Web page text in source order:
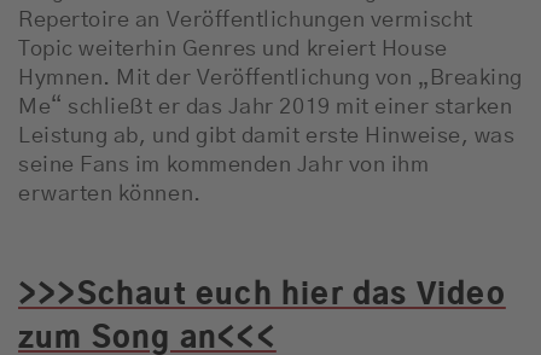
Repertoire an Veröffentlichungen vermischt
Topic weiterhin Genres und kreiert House
Hymnen. Mit der Veröffentlichung von „Breaking
Me“ schließt er das Jahr 2019 mit einer starken
Leistung ab, und gibt damit erste Hinweise, was
seine Fans im kommenden Jahr von ihm
erwarten können.
>>>Schaut euch hier das Video
zum Song an<<<